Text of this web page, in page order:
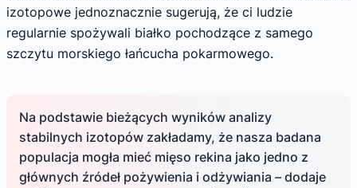
izotopowe jednoznacznie sugerują, że ci ludzie
regularnie spożywali białko pochodzące z samego
szczytu morskiego łańcucha pokarmowego.
Na podstawie bieżących wyników analizy
stabilnych izotopów zakładamy, że nasza badana
populacja mogła mieć mięso rekina jako jedno z
głównych źródeł pożywienia i odżywiania – dodaje